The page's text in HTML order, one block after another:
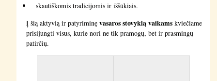
skautiškomis tradicijomis ir iššūkiais.
Į šią aktyvią ir patyriminę vasaros stovyklą vaikamskviečiame
prisijungti visus, kurie nori ne tik pramogų, bet ir prasmingų
patirčių.